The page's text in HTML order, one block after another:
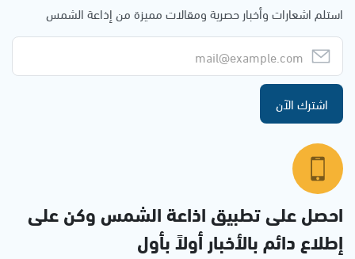
استلم اشعارات وأخبار حصرية ومقالات مميزة من إذاعة الشمس
اشترك الآن
احصل على تطبيق اذاعة الشمس وكن على
إطلاع دائم بالأخبار أولاً بأول